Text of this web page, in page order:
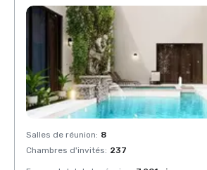
Salles de réunion: 8
Chambres d'invités: 237